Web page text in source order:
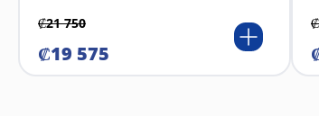
₡21 750
₡19 575
₡